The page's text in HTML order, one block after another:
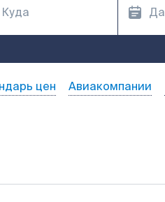
цен Авиакомпании